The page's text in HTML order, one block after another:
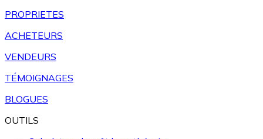
PROPRIETES
ACHETEURS
VENDEURS
TÉMOIGNAGES
BLOGUES
OUTILS